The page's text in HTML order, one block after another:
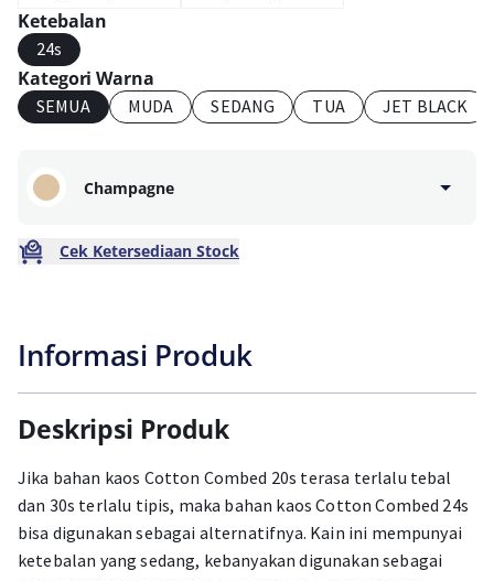
Ketebalan
24s
Kategori Warna
SEMUA MUDA SEDANG TUA JET BLACK
Champagne
Cek Ketersediaan Stock
Informasi Produk
Deskripsi Produk
Jika bahan kaos Cotton Combed 20s terasa terlalu tebal
dan 30s terlalu tipis, maka bahan kaos Cotton Combed 24s
bisa digunakan sebagai alternatifnya. Kain ini mempunyai
ketebalan yang sedang, kebanyakan digunakan sebagai